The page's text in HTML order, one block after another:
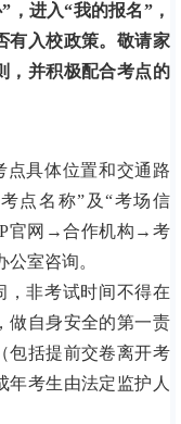
，进入“我的报名”，
有入校政策。敬请家
，并积极配合考点的
点具体位置和交通路
点名称”及“考场信
官网→合作机构→考
室咨询。
，非考试时间不得在
做自身安全的第一责
包括提前交卷离开考
年考生由法定监护人